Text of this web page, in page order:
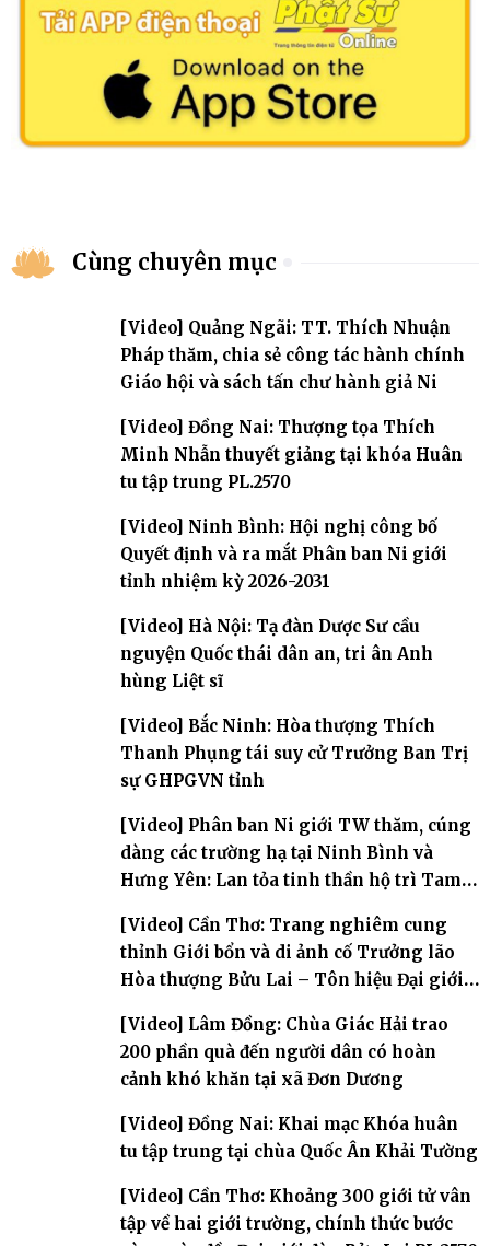
Cùng chuyên mục
[Video] Quảng Ngãi: TT. Thích Nhuận
Pháp thăm, chia sẻ công tác hành chính
Giáo hội và sách tấn chư hành giả Ni
[Video] Đồng Nai: Thượng tọa Thích
Minh Nhẫn thuyết giảng tại khóa Huân
tu tập trung PL.2570
[Video] Ninh Bình: Hội nghị công bố
Quyết định và ra mắt Phân ban Ni giới
tỉnh nhiệm kỳ 2026-2031
[Video] Hà Nội: Tạ đàn Dược Sư cầu
nguyện Quốc thái dân an, tri ân Anh
hùng Liệt sĩ
[Video] Bắc Ninh: Hòa thượng Thích
Thanh Phụng tái suy cử Trưởng Ban Trị
sự GHPGVN tỉnh
[Video] Phân ban Ni giới TW thăm, cúng
dàng các trường hạ tại Ninh Bình và
Hưng Yên: Lan tỏa tinh thần hộ trì Tam
[Video] Cần Thơ: Trang nghiêm cung
thỉnh Giới bổn và di ảnh cố Trưởng lão
Hòa thượng Bửu Lai – Tôn hiệu Đại giới
[Video] Lâm Đồng: Chùa Giác Hải trao
200 phần quà đến người dân có hoàn
cảnh khó khăn tại xã Đơn Dương
[Video] Đồng Nai: Khai mạc Khóa huân
tu tập trung tại chùa Quốc Ân Khải Tường
[Video] Cần Thơ: Khoảng 300 giới tử vân
tập về hai giới trường, chính thức bước